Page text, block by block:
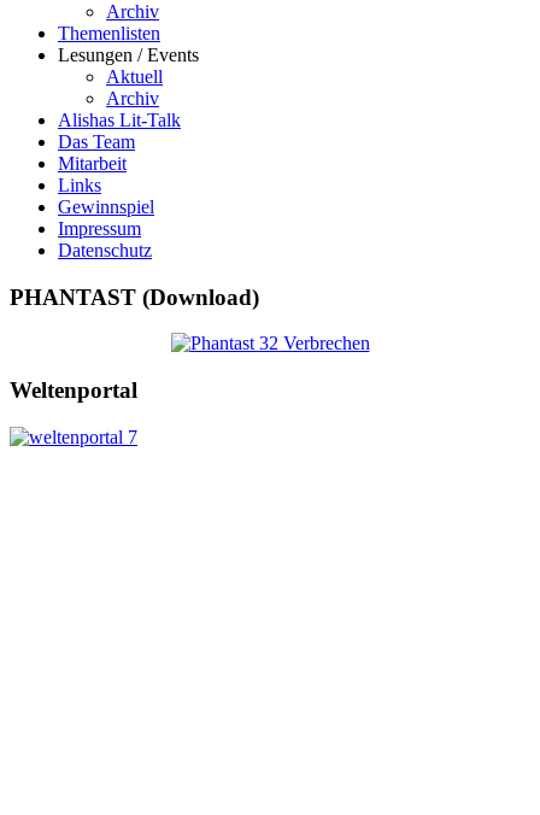
Archiv
Themenlisten
Lesungen / Events
Aktuell
Archiv
Alishas Lit-Talk
Das Team
Mitarbeit
Links
Gewinnspiel
Impressum
Datenschutz
PHANTAST (Download)
Weltenportal